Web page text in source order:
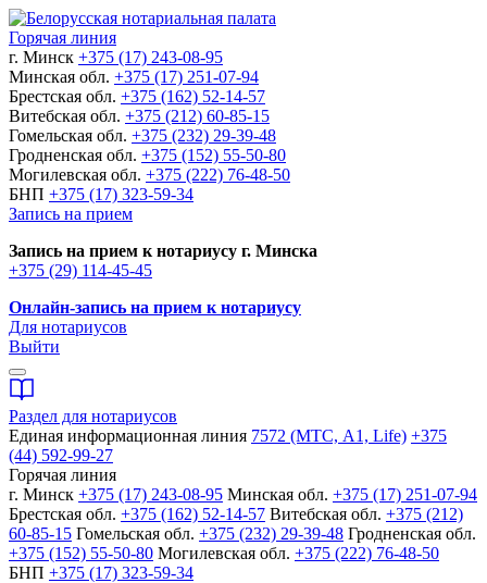
Горячая линия
г. Минск +375 (17) 243-08-95
Минская обл. +375 (17) 251-07-94
Брестская обл. +375 (162) 52-14-57
Витебская обл. +375 (212) 60-85-15
Гомельская обл. +375 (232) 29-39-48
Гродненская обл. +375 (152) 55-50-80
Могилевская обл. +375 (222) 76-48-50
БНП +375 (17) 323-59-34
Запись на прием
Запись на прием к нотариусу г. Минска
+375 (29) 114-45-45
Онлайн-запись на прием к нотариусу
Для нотариусов
Выйти
Раздел для нотариусов
Единая информационная линия 7572 (МТС, A1, Life) +375
(44) 592-99-27
Горячая линия
г. Минск +375 (17) 243-08-95 Минская обл. +375 (17) 251-07-94
Брестская обл. +375 (162) 52-14-57 Витебская обл. +375 (212)
60-85-15 Гомельская обл. +375 (232) 29-39-48 Гродненская обл.
+375 (152) 55-50-80 Могилевская обл. +375 (222) 76-48-50
БНП +375 (17) 323-59-34